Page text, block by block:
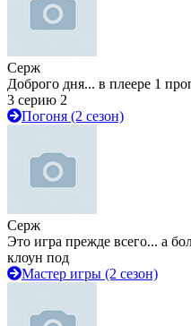
Серж
Доброго дня... в плеере 1
3 серию 2
Погоня (2 сезон)
Серж
Это игра прежде всего... а
клоун под
Мастер игры (2 сезон)